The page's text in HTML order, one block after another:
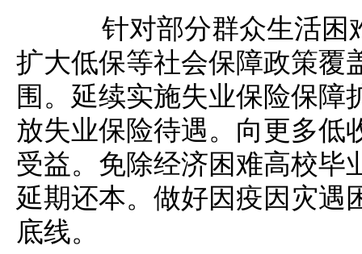
针对部分群众生活困
扩大低保等社会保障政策覆
围。延续实施失业保险保
放失业保险待遇。向更多
受益。免除经济困难高校
延期还本。做好因疫因灾遇
底线。